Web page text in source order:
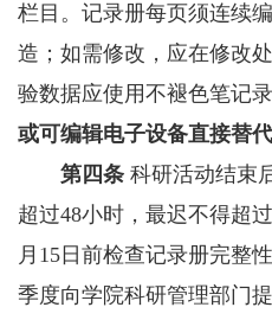
栏目。记录册每页须连续
造；如需修改，应在修改
验数据应使用不褪色笔记录
或可编辑电子设备直接替代
第四条 科研活动结束
超过48小时，最迟不得超
月15日前检查记录册完整
季度向学院科研管理部门